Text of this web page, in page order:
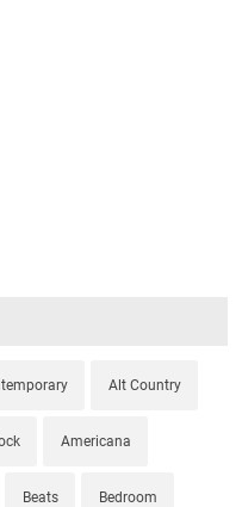
Alt Country
Americana
Beats Bedroom